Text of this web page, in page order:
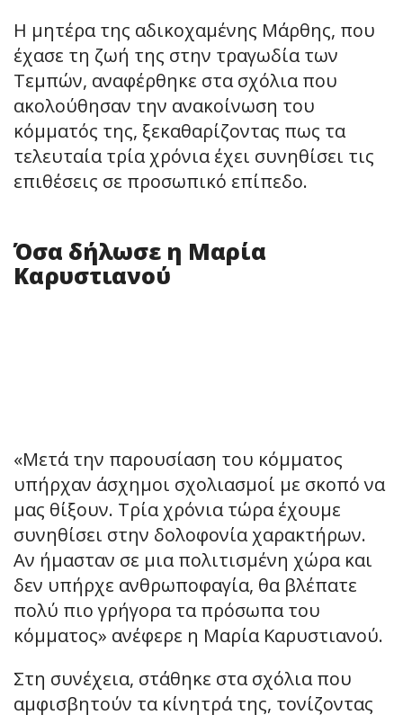
Η μητέρα της αδικοχαμένης Μάρθης, που
έχασε τη ζωή της στην τραγωδία των
Τεμπών, αναφέρθηκε στα σχόλια που
ακολούθησαν την ανακοίνωση του
κόμματός της, ξεκαθαρίζοντας πως τα
τελευταία τρία χρόνια έχει συνηθίσει τις
επιθέσεις σε προσωπικό επίπεδο.
Όσα δήλωσε η Μαρία
Καρυστιανού
«Μετά την παρουσίαση του κόμματος
υπήρχαν άσχημοι σχολιασμοί με σκοπό να
μας θίξουν. Τρία χρόνια τώρα έχουμε
συνηθίσει στην δολοφονία χαρακτήρων.
Αν ήμασταν σε μια πολιτισμένη χώρα και
δεν υπήρχε ανθρωποφαγία, θα βλέπατε
πολύ πιο γρήγορα τα πρόσωπα του
κόμματος» ανέφερε η Μαρία Καρυστιανού.
Στη συνέχεια, στάθηκε στα σχόλια που
αμφισβητούν τα κίνητρά της, τονίζοντας